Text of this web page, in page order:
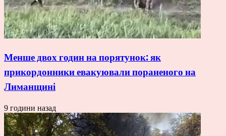
Менше двох годин на порятунок: як
прикордонники евакуювали пораненого на
Лиманщині
9 години назад